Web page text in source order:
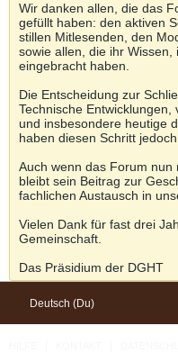
Wir danken allen, die das
gefüllt haben: den aktiven
stillen Mitlesenden, den
sowie allen, die ihr
eingebracht haben.
Die Entscheidung zur
Technische
und insbesondere heutige
haben diesen Schritt
Auch wenn das Forum nun
bleibt sein Beitrag zur
fachlichen Austausch in
Vielen Dank für fast drei
Gemeinschaft.
Das Präsidium der DGHT
Deutsch (Du)